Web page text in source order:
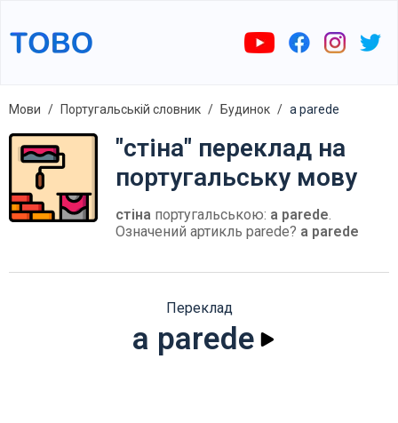
Мови Португальській словник Будинок a parede
"стіна" переклад на
португальську мову
стіна португальською: a parede.
Означений артикль parede? a parede
Переклад
a parede